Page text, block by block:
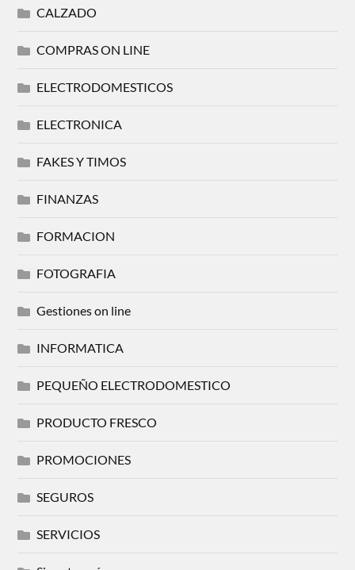
CALZADO
COMPRAS ON LINE
ELECTRODOMESTICOS
ELECTRONICA
FAKES Y TIMOS
FINANZAS
FORMACION
FOTOGRAFIA
Gestiones on line
INFORMATICA
PEQUEÑO ELECTRODOMESTICO
PRODUCTO FRESCO
PROMOCIONES
SEGUROS
SERVICIOS